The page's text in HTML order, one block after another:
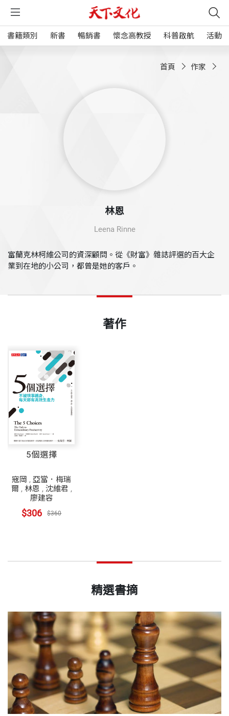
書籍類別 新書 暢銷書 懷念高教授 科普啟航 活動
首頁 作家
林恩
Leena Rinne
富蘭克林柯維公司的資深顧問。從《財富》雜誌評選的百大企
業到在地的小公司，都曾是她的客戶。
著作
5個選擇
寇岡 ,亞當．梅瑞
爾, 林恩 , 沈維君 ,
廖建容
$306 $360
精選書摘